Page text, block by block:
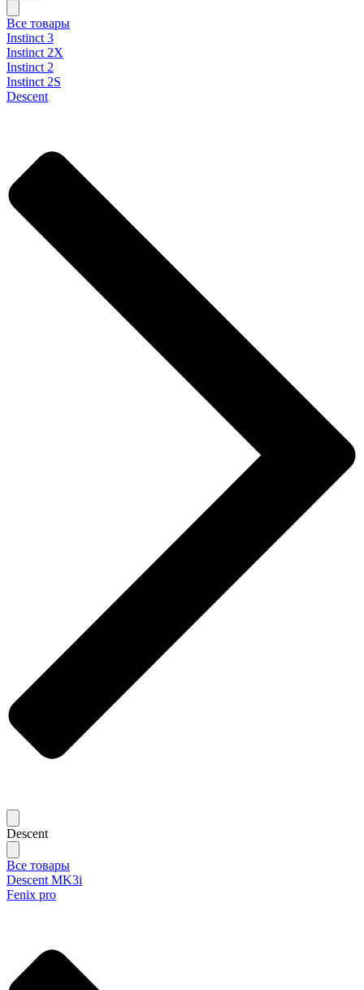
Все товары
Instinct 3
Instinct 2X
Instinct 2
Instinct 2S
Descent
Descent
Все товары
Descent MK3i
Fenix pro